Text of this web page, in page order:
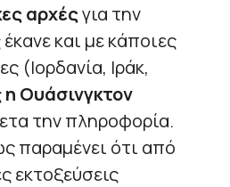
αρχέςγια την
και με κάποιες
(Ιορδανία, Ιράκ,
η Ουάσινγκτον
την πληροφορία.
παραμένει ότι από
εκτοξεύσεις